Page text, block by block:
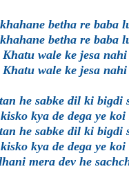
betha re baba
betha re baba
wale ke jesa
wale ke jesa
he sabke dil ki bigdi
kya de dega ye
he sabke dil ki bigdi
kya de dega ye
mera dev he